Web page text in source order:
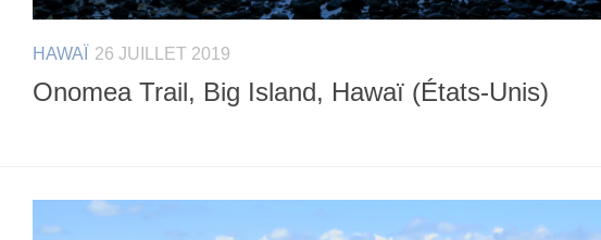
HAWAÏ 26 JUILLET 2019
Onomea Trail, Big Island, Hawaï (États-Unis)